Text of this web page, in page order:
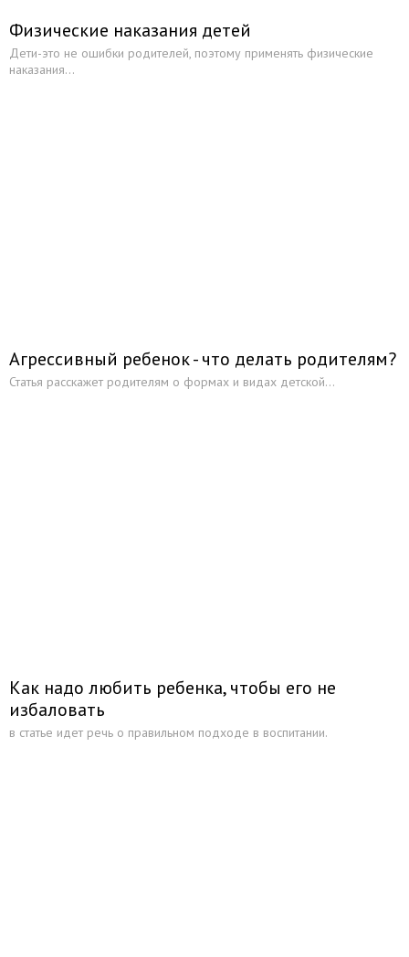
Физические наказания детей
Дети-это не ошибки родителей, поэтому применять физические
наказания...
Агрессивный ребенок - что делать родителям?
Статья расскажет родителям о формах и видах детской...
Как надо любить ребенка, чтобы его не
избаловать
в статье идет речь о правильном подходе в воспитании.